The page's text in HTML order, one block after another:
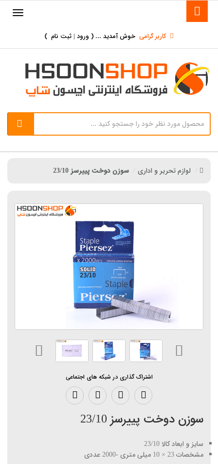
کاربر گرامی خوش آمدید ... ( ورود | ثبت نام )
لوازم تحریر و اداری سوزن دوخت پییرسز 23/10
اشتراک گذاری در شبکه های اجتماعی
سوزن دوخت پییرسز 23/10
سایز و ابعاد کالا 23/10
مشخصات 23 × 10 میلی متری -2000 عددی